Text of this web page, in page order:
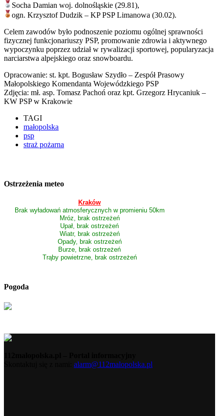
Socha Damian woj. dolnośląskie (29.81),
ogn. Krzysztof Dudzik – KP PSP Limanowa (30.02).
Celem zawodów było podnoszenie poziomu ogólnej sprawności
fizycznej funkcjonariuszy PSP, promowanie zdrowia i aktywnego
wypoczynku poprzez udział w rywalizacji sportowej, popularyzacja
narciarstwa alpejskiego oraz snowboardu.
Opracowanie: st. kpt. Bogusław Szydło – Zespół Prasowy
Małopolskiego Komendanta Wojewódzkiego PSP
Zdjęcia: mł. asp. Tomasz Pachoń oraz kpt. Grzegorz Hrycaniuk –
KW PSP w Krakowie
TAGI
małopolska
psp
straż pożarna
Ostrzeżenia meteo
Kraków
Brak wyładowań atmosferycznych w promieniu 50km
Mróz, brak ostrzeżeń
Upał, brak ostrzeżeń
Wiatr, brak ostrzeżeń
Opady, brak ostrzeżeń
Burze, brak ostrzeżeń
Trąby powietrzne, brak ostrzeżeń
Pogoda
alarm@112malopolska.pl